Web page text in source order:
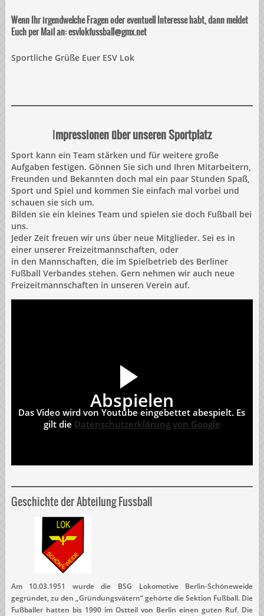
Wenn Ihr irgendwelche Fragen oder eventuell Interesse habt, dann meldet
Euch per Mail an: esvlokfussball@gmx.net
Sportliche Grüße Euer ESV Lok
Impressionen über unseren Sportplatz
Sport kann ein Team stärken und für weitere große
Aufgaben festigen. Gönnen Sie sich und Ihren Mitarbeitern,
Freunden und Bekannten doch mal ein paar Stunden Spaß,
Sport und Spiel und kommen Sie einfach mal vorbei und
schauen sie sich um.
Bilden sie ein kleines Team und spielen sie doch Fußball bei
uns.
Jeder Zeit freuen wir uns über neue Mitglieder. Sei es in
einer unserer Freizeitmannschaften, oder
in den Mannschaften, die im Spielbetrieb des Berliner
Fußball Verbandes stehen. Gern nehmen wir auch neue
Freizeitmannschaften in unseren Verein auf.
Abspielen
Das Video wird von Youtube eingebettet abespielt. Es
gilt die Datenschutzerklärung von Google
Geschichte der Abteilung Fussball
Am 10.03.1951 wurde die BSG Lokomotive Berlin-Schöneweide
gegründet, zu den „Gründungsvätern“ gehörte die Sektion Fußball. Die
Fußballer hatten bis 1990 im Ostteil von Berlin einen guten Ruf. Die